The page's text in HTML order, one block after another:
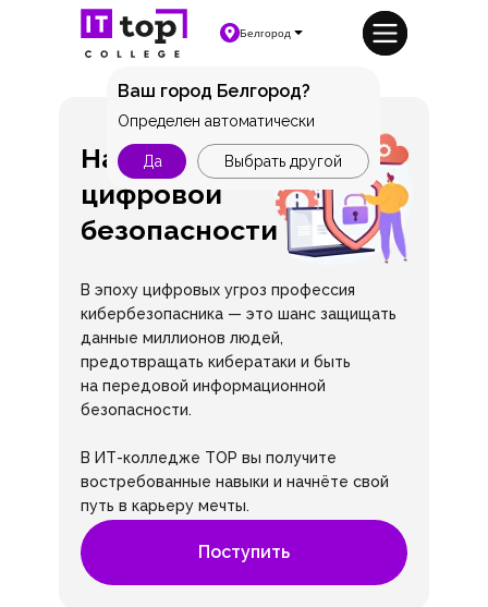
Белгород
Ваш город Белгород?
Да Выбрать другой
Определен автоматически
В эпоху цифровых угроз профессия
кибербезопасника — это шанс защищать
данные миллионов людей,
предотвращать кибератаки и быть
на передовой информационной
безопасности.
В ИТ-колледже TOP вы получите
востребованные навыки и начнёте свой
путь в карьеру мечты.
На страже
цифровой
безопасности
Поступить